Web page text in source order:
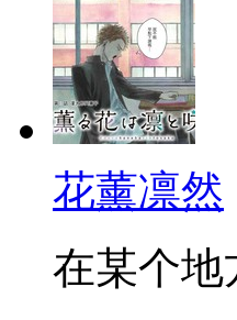
花薰凛然
在某个地